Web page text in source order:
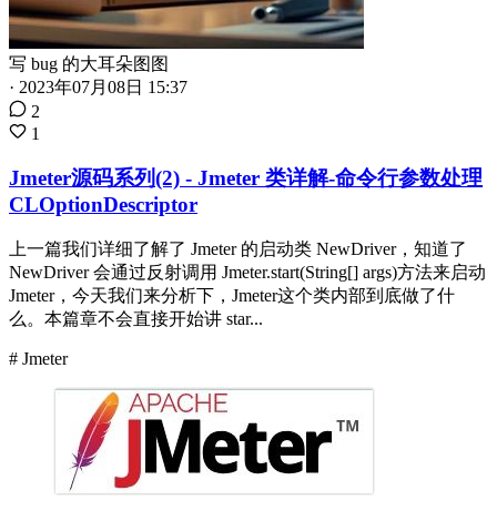
写 bug 的大耳朵图图
· 2023年07月08日 15:37
2
1
Jmeter源码系列(2) - Jmeter 类详解-命令行参数处理
CLOptionDescriptor
上一篇我们详细了解了 Jmeter 的启动类 NewDriver，知道了
NewDriver 会通过反射调用 Jmeter.start(String[] args)方法来启动
Jmeter，今天我们来分析下，Jmeter这个类内部到底做了什
么。本篇章不会直接开始讲 star...
# Jmeter